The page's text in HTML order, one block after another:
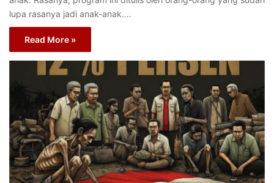
lupa rasanya jadi anak-anak.…
Read More »